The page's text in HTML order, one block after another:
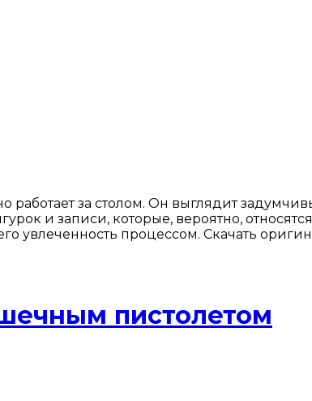
работает за столом. Он выглядит
и записи, которые, вероятно,
увлеченность процессом. Скачать
пистолетом